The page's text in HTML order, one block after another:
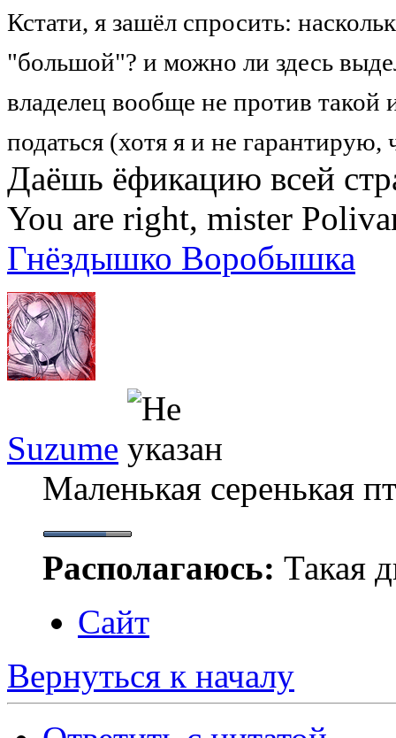
Кстати, я зашёл спросить:
"большой"? и можно ли здесь
владелец вообще не против такой
податься (хотя я и не
Даёшь ёфикацию всей
You are right, mister
Гнёздышко Воробышка
Suzume
Маленькая серенькая
Располагаюсь: Такая
Сайт
Вернуться к началу